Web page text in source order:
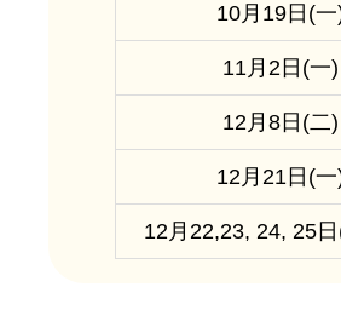
10月19日(一
11月2日(一)
12月8日(二)
12月21日(一
12月22,23, 24, 25